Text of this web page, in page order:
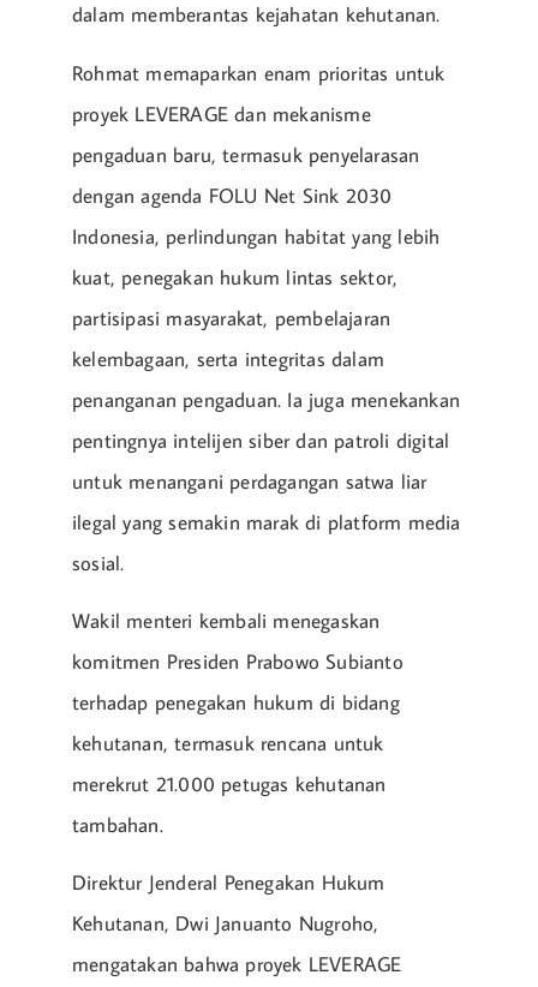
dalam memberantas kejahatan kehutanan.
Rohmat memaparkan enam prioritas untuk
proyek LEVERAGE dan mekanisme
pengaduan baru, termasuk penyelarasan
dengan agenda FOLU Net Sink 2030
Indonesia, perlindungan habitat yang lebih
kuat, penegakan hukum lintas sektor,
partisipasi masyarakat, pembelajaran
kelembagaan, serta integritas dalam
penanganan pengaduan. Ia juga menekankan
pentingnya intelijen siber dan patroli digital
untuk menangani perdagangan satwa liar
ilegal yang semakin marak di platform media
sosial.
Wakil menteri kembali menegaskan
komitmen Presiden Prabowo Subianto
terhadap penegakan hukum di bidang
kehutanan, termasuk rencana untuk
merekrut 21.000 petugas kehutanan
tambahan.
Direktur Jenderal Penegakan Hukum
Kehutanan, Dwi Januanto Nugroho,
mengatakan bahwa proyek LEVERAGE